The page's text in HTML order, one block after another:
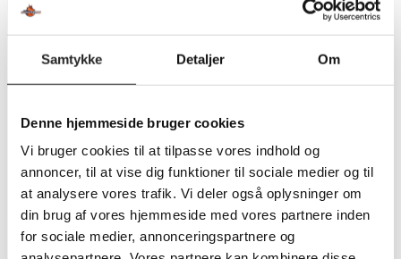
Samtykke Detaljer Om
Denne hjemmeside bruger cookies
Vi bruger cookies til at tilpasse vores indhold og
annoncer, til at vise dig funktioner til sociale medier og til
at analysere vores trafik. Vi deler også oplysninger om
din brug af vores hjemmeside med vores partnere inden
for sociale medier, annonceringspartnere og
SUPPORT
DATABESKYTTELSESPOLITIK
Toggle website search
Search this website